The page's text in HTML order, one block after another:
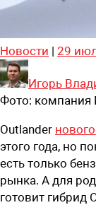
Новости | 29
Игорь
Фото: компания
Outlander
этого года, но
есть только
рынка. А для
готовит гибрид